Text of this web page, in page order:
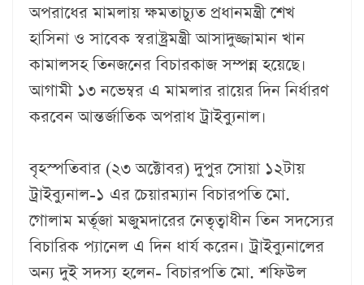
অপরাধের মামলায় ক্ষমতাচ্যুত প্রধানমন্ত্রী শেখ
হাসিনা ও সাবেক স্বরাষ্ট্রমন্ত্রী আসাদুজ্জামান খান
কামালসহ তিনজনের বিচারকাজ সম্পন্ন হয়েছে।
আগামী ১৩ নভেম্বর এ মামলার রায়ের দিন নির্ধারণ
করবেন আন্তর্জাতিক অপরাধ ট্রাইব্যুনাল।
বৃহস্পতিবার (২৩ অক্টোবর) দুপুর সোয়া ১২টায়
ট্রাইব্যুনাল-১ এর চেয়ারম্যান বিচারপতি মো.
গোলাম মর্তূজা মজুমদারের নেতৃত্বাধীন তিন সদস্যের
বিচারিক প্যানেল এ দিন ধার্য করেন। ট্রাইব্যুনালের
অন্য দুই সদস্য হলেন- বিচারপতি মো. শফিউল